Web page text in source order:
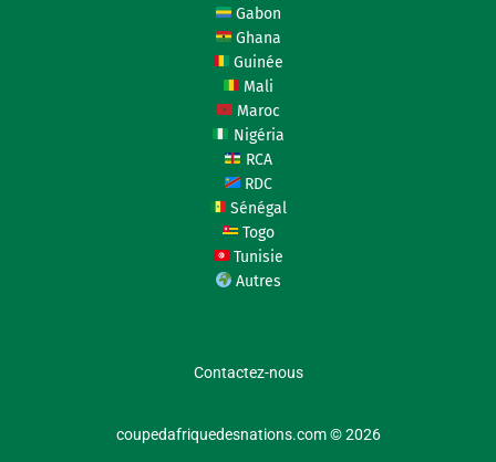
Gabon
Ghana
Guinée
Mali
Maroc
Nigéria
RCA
RDC
Sénégal
Togo
Tunisie
Autres
Contactez-nous
coupedafriquedesnations.com © 2026